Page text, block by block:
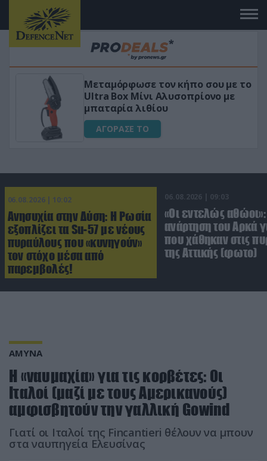
Μεταμόρφωσε τον κήπο σου με το
Ultra Box Μίνι Αλυσοπρίονο με
μπαταρία λιθίου
ΑΓΟΡΑΣΕ ΤΟ
06.08.2026 | 10:02
Ανησυχία στην Δύση: H Ρωσία
εξοπλίζει τα Su-57 με νέους
πυραύλους που «κυνηγούν»
τον στόχο μέσα από
παρεμβολές!
06.08.2026 | 09:03
«Οι εντελώς
ανάρτηση του Αρκά
που χάθηκαν στις
της Αττικής (φωτο)
ΑΜΥΝΑ
H «ναυμαχία» για τις κορβέτες: Οι
Ιταλοί (μαζί με τους Αμερικανούς)
αμφισβητούν την γαλλική Gowind
Γιατί οι Ιταλοί της Fincantieri θέλουν να μπουν
στα ναυπηγεία Ελευσίνας